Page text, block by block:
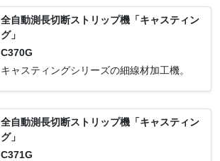
全自動測長切断ストリップ機「キャスティン
グ」
C370G
キャスティングシリーズの細線材加工機。
全自動測長切断ストリップ機「キャスティン
グ」
C371G